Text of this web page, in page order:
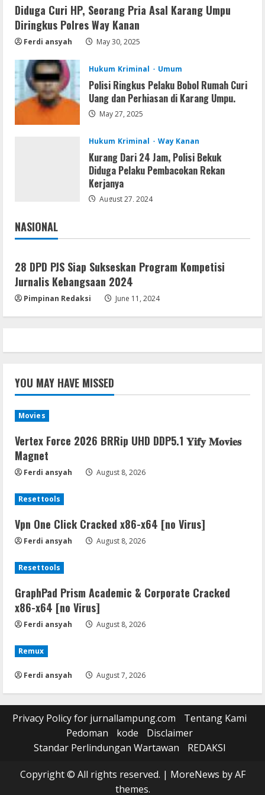
Remux
August 7, 2026
Lan
Dune: Awakening FitGirl Repack +Patch
Direct Link 2026
August 7, 2026
Diduga Curi HP, Seorang Pria Asal Karang Umpu
Diringkus Polres Way Kanan
Ferdi ansyah May 30, 2025
Hukum Kriminal Umum
Polisi Ringkus Pelaku Bobol Rumah Curi
Uang dan Perhiasan di Karang Umpu.
May 27, 2025
Hukum Kriminal Way Kanan
Kurang Dari 24 Jam, Polisi Bekuk
Diduga Pelaku Pembacokan Rekan
Kerjanya
August 27, 2024
NASIONAL
Jakarta
28 DPD PJS Siap Sukseskan Program Kompetisi
Jurnalis Kebangsaan 2024
Pimpinan Redaksi June 11, 2024
YOU MAY HAVE MISSED
Movies
Vertex Force 2026 BRRip UHD DDP5.1 𝐘𝐢𝐟𝐲 𝐌𝐨𝐯𝐢𝐞𝐬
Magnet
Ferdi ansyah August 8, 2026
Resettools
Vpn One Click Cracked x86-x64 [no Virus]
Ferdi ansyah August 8, 2026
Resettools
GraphPad Prism Academic & Corporate Cracked
x86-x64 [no Virus]
Ferdi ansyah August 8, 2026
Remux
Ferdi ansyah August 7, 2026
Privacy Policy for jurnallampung.com
Tentang Kami
Pedoman
kode
Disclaimer
Standar Perlindungan Wartawan
REDAKSI
Copyright © All rights reserved. | MoreNews by AF
themes.